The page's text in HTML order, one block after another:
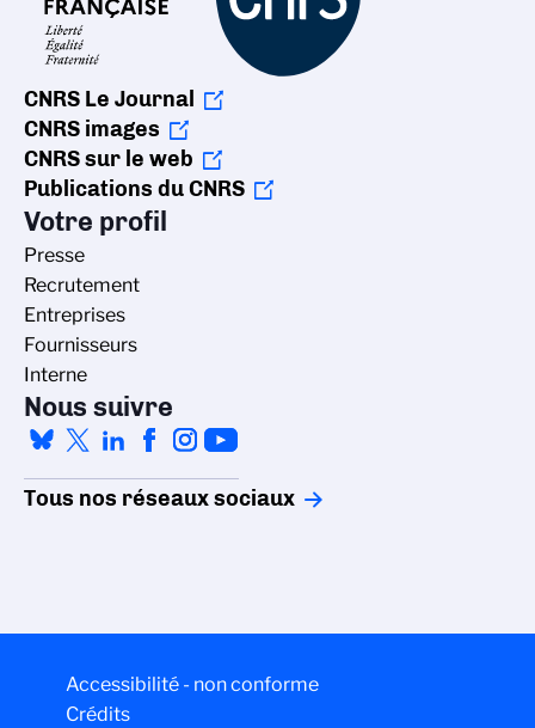
CNRS Le Journal
CNRS images
CNRS sur le web
Publications du CNRS
Votre profil
Presse
Recrutement
Entreprises
Fournisseurs
Interne
Nous suivre
Tous nos réseaux sociaux
Accessibilité - non conforme
Crédits